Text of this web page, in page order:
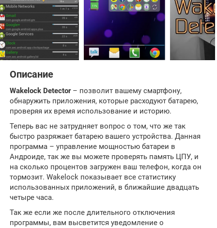
Описание
Wakelock Detector– позволит вашему смартфону,
обнаружить приложения, которые расходуют батарею,
проверяя их время использование и историю.
Теперь вас не затрудняет вопрос о том, что же так
быстро разряжает батарею вашего устройства. Данная
программа – управление мощностью батареи в
Андроиде, так же вы можете проверять память ЦПУ, и
на сколько процентов загружен ваш телефон, когда он
тормозит. Wakelock показывает все статистику
использованных приложений, в ближайшие двадцать
четыре часа.
Так же если же после длительного отключения
программы, вам высветится уведомление о